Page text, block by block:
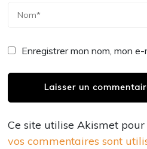
Enregistrer mon nom, mon
Ce site utilise Akismet
vos commentaires sont